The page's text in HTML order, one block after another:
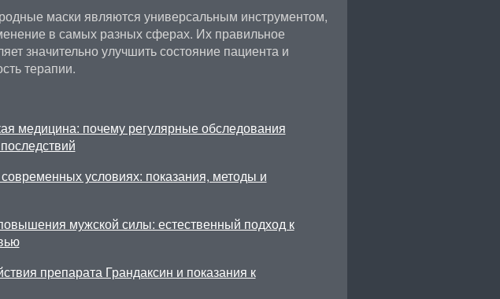
маски являются универсальным инструментом,
в самых разных сферах. Их правильное
значительно улучшить состояние пациента и
терапии.
медицина: почему регулярные обследования
условиях: показания, методы и
мужской силы: естественный подход к
препарата Грандаксин и показания к